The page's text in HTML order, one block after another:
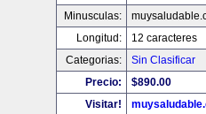
Minusculas:
Longitud:
12 caracteres
Categorias:
Sin Clasificar
Precio:
$890.00
Visitar!